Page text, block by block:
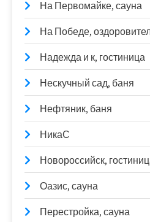
На Первомайке, сауна
На Победе,
Надежда и к, гостиница
Нескучный сад, баня
Нефтяник, баня
НикаС
Новороссийск,
Оазис, сауна
Перестройка, сауна